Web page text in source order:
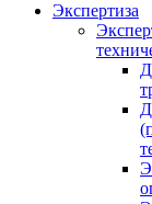
Экспертиза